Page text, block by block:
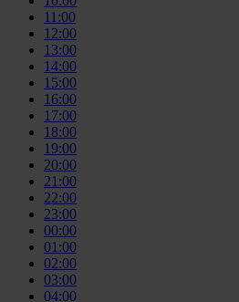
11:00
12:00
13:00
14:00
15:00
16:00
17:00
18:00
19:00
20:00
21:00
22:00
23:00
00:00
01:00
02:00
03:00
04:00